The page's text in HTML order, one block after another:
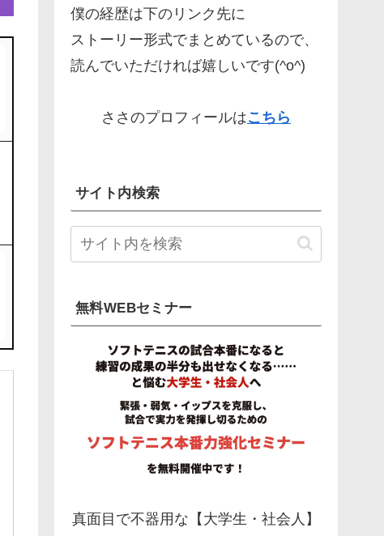
僕の経歴は下のリンク先に
ストーリー形式でまとめているので、
読んでいただければ嬉しいです(^o^)
ささのプロフィールはこちら
サイト内検索
無料WEBセミナー
真面目で不器用な【大学生・社会人】